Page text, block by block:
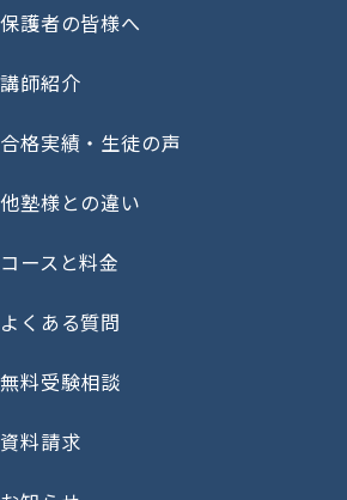
保護者の皆様へ
講師紹介
合格実績・生徒の声
他塾様との違い
コースと料金
よくある質問
無料受験相談
資料請求